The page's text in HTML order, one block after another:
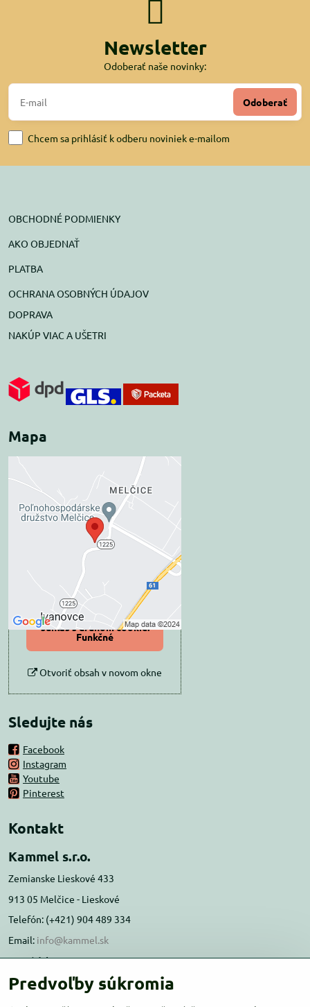
Newsletter
Odoberať naše novinky:
Odoberať
Chcem sa prihlásiť k odberu noviniek e-mailom
OBCHODNÉ PODMIENKY
AKO OBJEDNAŤ
PLATBA
OCHRANA OSOBNÝCH ÚDAJOV
DOPRAVA
NAKÚP VIAC A UŠETRI
Mapa
Externý obsah je
blokovaný Voľbami
súkromia
Prajete si načítať externý obsah?
Povoliť tentokrát
Povoliť a zapamätať -
súhlas s druhom cookie:
Funkčné
Otvoriť obsah v novom okne
Sledujte nás
Facebook
Instagram
Youtube
Pinterest
Kontakt
Kammel s.r.o.
Zemianske Lieskové 433
913 05 Melčice - Lieskové
Telefón: (+421) 904 489 334
Email: info@kammel.sk
Prevádzka:
Administratívna budova PD Melčice
Predvoľby súkromia